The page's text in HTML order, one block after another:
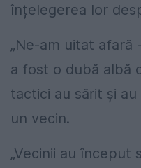
înțelegerea lor
„Ne-am uitat afară
a fost o dubă albă
tactici au sărit și au
un vecin.
„Vecinii au început